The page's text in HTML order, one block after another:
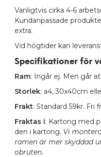
Vanligtvis cirka 4-6
Kundanpassade
extra.
Vid högtider kan
Specifikationer för
Ram: Ingår ej. Men går
Storlek: a4, 30x40cm
Frakt: Standard 59kr. Fri
Fraktas i: Kartong med
den i kartong. Vi
ramen är mer skyddad
obruten.